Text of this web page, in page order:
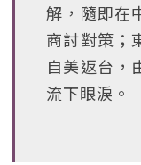
解，隨即在
商討對策；
自美返台，
流下眼淚。